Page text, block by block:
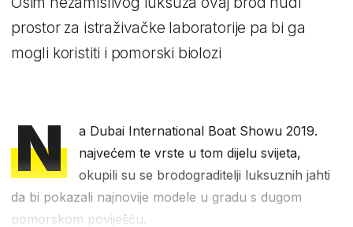
prostor za istraživačke laboratorije pa bi ga
mogli koristiti i pomorski biolozi
N
a Dubai International Boat Showu 2019.
najvećem te vrste u tom dijelu svijeta,
okupili su se brodograditelji luksuznih jahti
da bi pokazali najnovije modele u gradu s dugom
pomorskom poviješću.